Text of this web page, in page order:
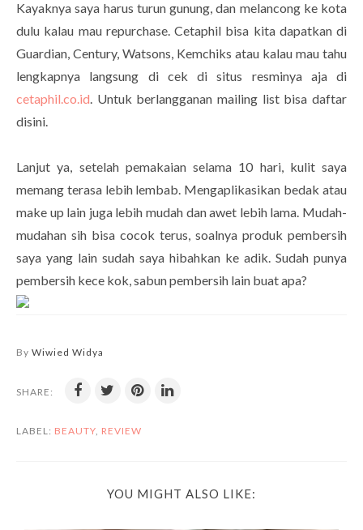
Kayaknya saya harus turun gunung, dan melancong ke kota
dulu kalau mau repurchase. Cetaphil bisa kita dapatkan di
Guardian, Century, Watsons, Kemchiks atau kalau mau tahu
lengkapnya langsung di cek di situs resminya aja di
cetaphil.co.id. Untuk berlangganan mailing list bisa daftar
disini.
Lanjut ya, setelah pemakaian selama 10 hari, kulit saya
memang terasa lebih lembab. Mengaplikasikan bedak atau
make up lain juga lebih mudah dan awet lebih lama. Mudah-
mudahan sih bisa cocok terus, soalnya produk pembersih
saya yang lain sudah saya hibahkan ke adik. Sudah punya
pembersih kece kok, sabun pembersih lain buat apa?
By Wiwied Widya
SHARE:
LABEL: BEAUTY, REVIEW
YOU MIGHT ALSO LIKE: